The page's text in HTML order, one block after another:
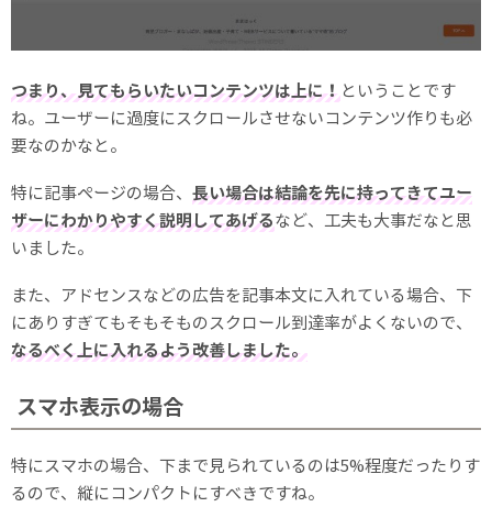
つまり、見てもらいたいコンテンツは上に！ということです
ね。ユーザーに過度にスクロールさせないコンテンツ作りも必
要なのかなと。
特に記事ページの場合、 長い場合は結論を先に持ってきてユー
ザーにわかりやすく説明してあげるなど、工夫も大事だなと思
いました。
また、アドセンスなどの広告を記事本文に入れている場合、下
にありすぎてもそもそものスクロール到達率がよくないので、
なるべく上に入れるよう改善しました。
スマホ表示の場合
特にスマホの場合、下まで見られているのは5%程度だったりす
るので、縦にコンパクトにすべきですね。